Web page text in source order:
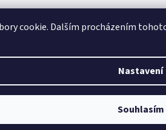
cookie. Dalším procházením
Nastavení
Souhlasím